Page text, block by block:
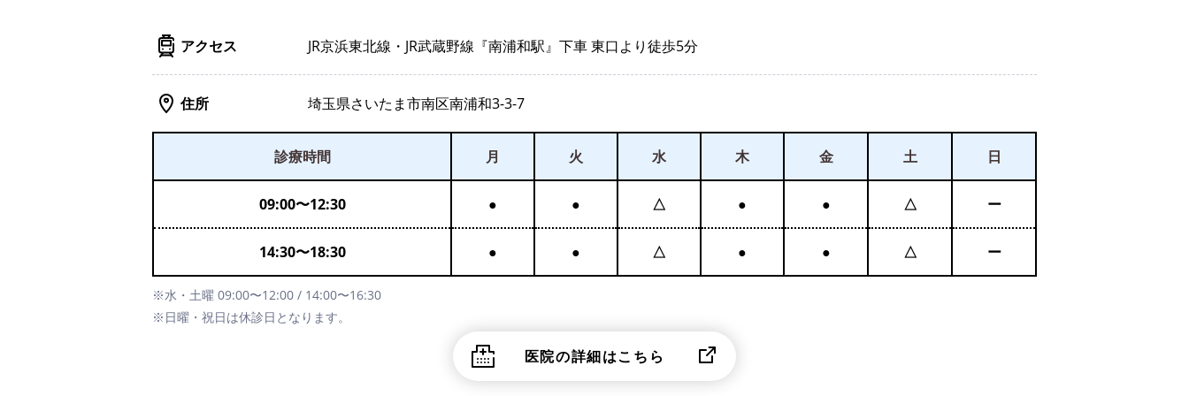
アクセス JR京浜東北線・JR武蔵野線『南浦和駅』下車 東口より徒歩5分
住所 埼玉県さいたま市南区南浦和3-3-7
診療時間 月 火 水 木 金 土 日
09:00〜12:30 ● ● △ ● ● △ ー
14:30〜18:30 ● ● △ ● ● △ ー
※水・土曜 09:00〜12:00 / 14:00〜16:30
※日曜・祝日は休診日となります。
医院の詳細はこちら